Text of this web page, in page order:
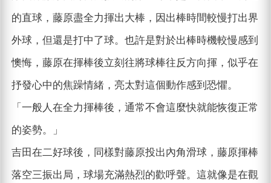
的直球，藤原盡全力揮出大棒，因出棒時間較慢打出界
外球，但還是打中了球。也許是對於出棒時機較慢感到
懊悔，藤原在揮棒後立刻往將球棒往反方向揮，似乎在
抒發心中的焦躁情緒，亮太對這個動作感到恐懼。
「一般人在全力揮棒後，通常不會這麼快就能恢復正常
的姿勢。」
吉田在二好球後，同樣對藤原投出內角滑球，藤原揮棒
落空三振出局，球場充滿熱烈的歡呼聲。這就像是在觀